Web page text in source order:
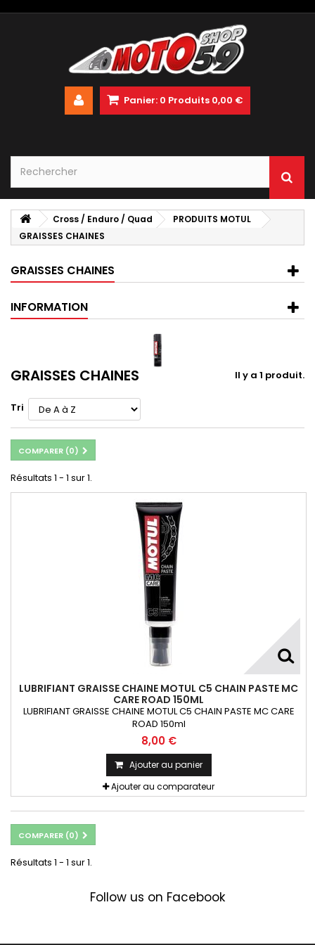
Panier: 0 Produits 0,00 €
Cross / Enduro / Quad
PRODUITS MOTUL
GRAISSES CHAINES
GRAISSES CHAINES
INFORMATION
GRAISSES CHAINES Il y a 1 produit.
Tri
COMPARER (0)
Résultats 1 - 1 sur 1.
LUBRIFIANT GRAISSE CHAINE MOTUL C5 CHAIN PASTE MC
CARE ROAD 150ML
LUBRIFIANT GRAISSE CHAINE MOTUL C5 CHAIN PASTE MC CARE
ROAD 150ml
8,00 €
Ajouter au panier
Ajouter au comparateur
COMPARER (0)
Résultats 1 - 1 sur 1.
Follow us on Facebook